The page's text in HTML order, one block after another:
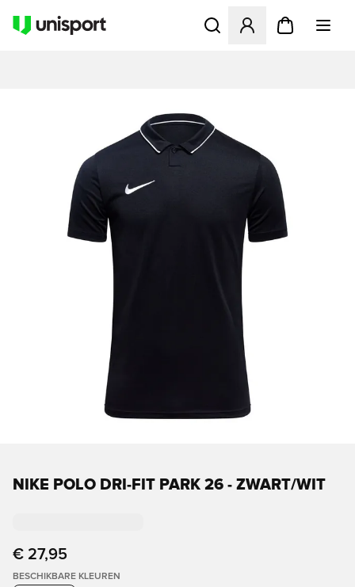
Opent een venster om in
NIKE POLO DRI-FIT PARK 26 - ZWART/WIT
€ 27,95
BESCHIKBARE KLEUREN